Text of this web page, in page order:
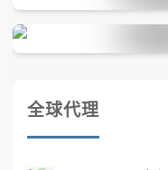
全球代理